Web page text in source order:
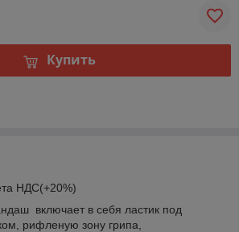
Купить
НДС(+20%)
включает в себя ластик под
рифленую зону грипа,